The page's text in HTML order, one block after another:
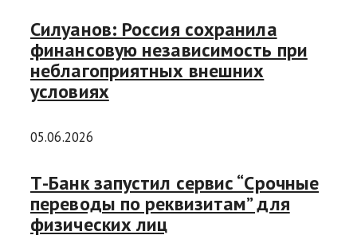
Силуанов: Россия сохранила
финансовую независимость при
неблагоприятных внешних
условиях
05.06.2026
Т-Банк запустил сервис “Срочные
переводы по реквизитам” для
физических лиц